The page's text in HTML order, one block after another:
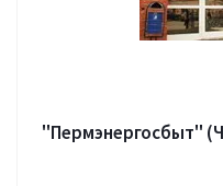
"Пермэнергосбыт"